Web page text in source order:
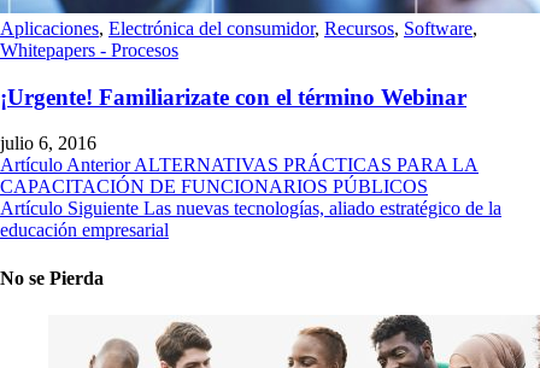
Aplicaciones, Electrónica del consumidor, Recursos, Software,
Whitepapers - Procesos
¡Urgente! Familiarizate con el término Webinar
julio 6, 2016
Artículo Anterior ALTERNATIVAS PRÁCTICAS PARA LA
CAPACITACIÓN DE FUNCIONARIOS PÚBLICOS
Artículo Siguiente Las nuevas tecnologías, aliado estratégico de la
educación empresarial
No se Pierda